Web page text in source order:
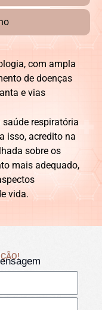
com ampla
de doenças
e vias
respiratória
isso, acredito na
sobre os
mais adequado,
vida.